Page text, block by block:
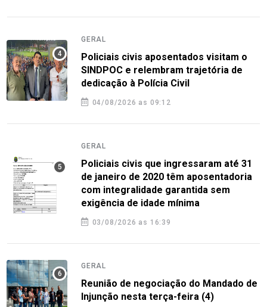
GERAL
Policiais civis aposentados visitam o
SINDPOC e relembram trajetória de
dedicação à Polícia Civil
04/08/2026 as 09:12
GERAL
Policiais civis que ingressaram até 31
de janeiro de 2020 têm aposentadoria
com integralidade garantida sem
exigência de idade mínima
03/08/2026 as 16:39
GERAL
Reunião de negociação do Mandado de
Injunção nesta terça-feira (4)